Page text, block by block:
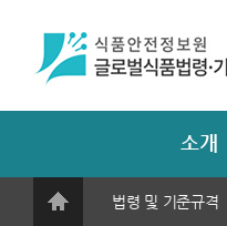
소개
법령 및 기준규격